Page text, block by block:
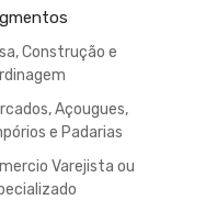
Construção e
Açougues,
e Padarias
Varejista ou